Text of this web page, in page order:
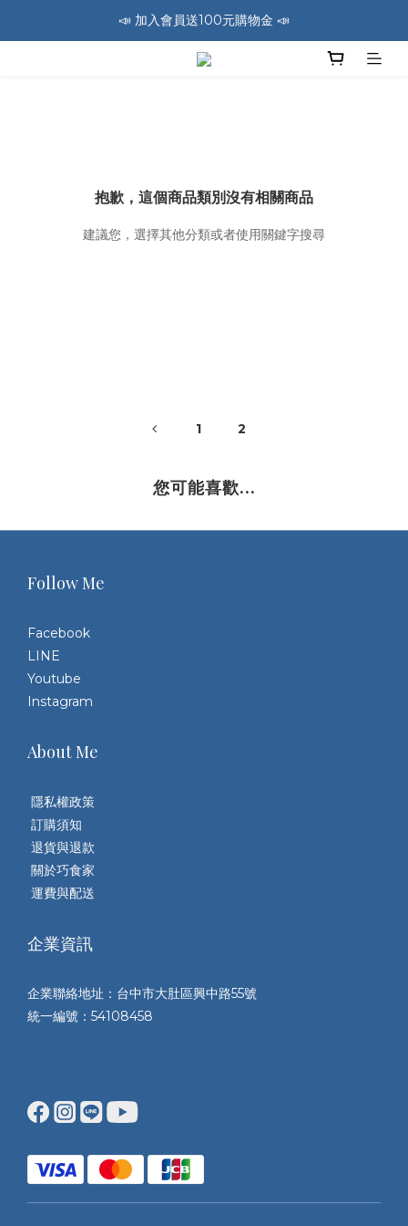
🚛 全館消費滿1200免運費 🚛
📣 加入會員送100元購物金 📣
🚛 全館消費滿1200免運費 🚛
抱歉，這個商品類別沒有相關商品
建議您，選擇其他分類或者使用關鍵字搜尋
1 2
您可能喜歡...
Follow Me
Facebook
LINE
Youtube
Instagram
About Me
隱私權政策
訂購須知
退貨與退款
關於巧食家
運費與配送
企業資訊
企業聯絡地址：台中市大肚區興中路55號
統一編號：54108458